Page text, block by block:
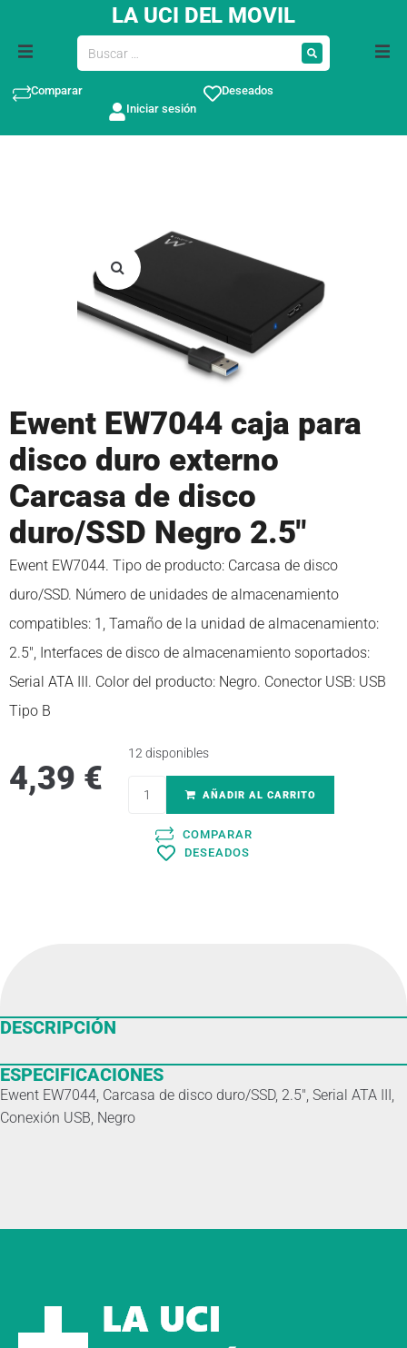
LA UCI DEL MOVIL
Comparar
Deseados
Iniciar sesión
Ewent EW7044 caja para
disco duro externo
Carcasa de disco
duro/SSD Negro 2.5″
Ewent EW7044. Tipo de producto: Carcasa de disco
duro/SSD. Número de unidades de almacenamiento
compatibles: 1, Tamaño de la unidad de almacenamiento:
2.5″, Interfaces de disco de almacenamiento soportados:
Serial ATA III. Color del producto: Negro. Conector USB: USB
Tipo B
4,39 €
12 disponibles
AÑADIR AL CARRITO
COMPARAR
DESEADOS
DESCRIPCIÓN
ESPECIFICACIONES
Ewent EW7044, Carcasa de disco duro/SSD, 2.5″, Serial ATA III,
Conexión USB, Negro